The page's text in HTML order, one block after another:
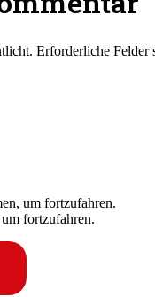
Erforderliche Felder
um fortzufahren.
fortzufahren.